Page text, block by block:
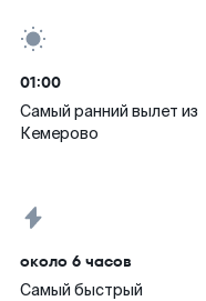
01:00
Самый ранний вылет из
Кемерово
около 6 часов
Самый быстрый